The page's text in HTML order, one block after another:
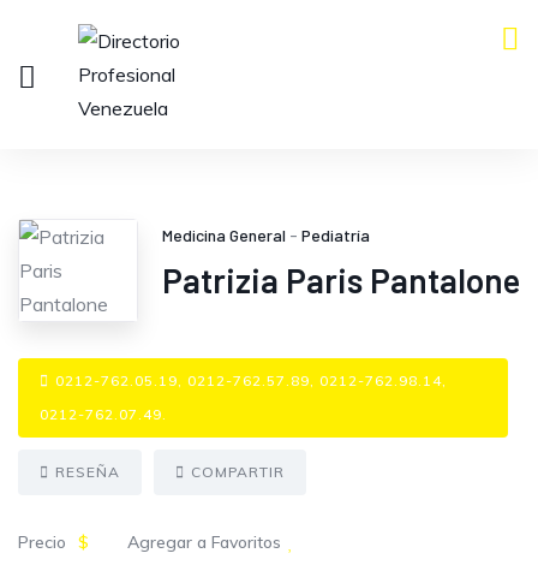
Medicina General - Pediatría
Patrizia Paris Pantalone
0212-762.05.19, 0212-762.57.89, 0212-762.98.14,
0212-762.07.49.
RESEÑA COMPARTIR
Precio $ Agregar a Favoritos